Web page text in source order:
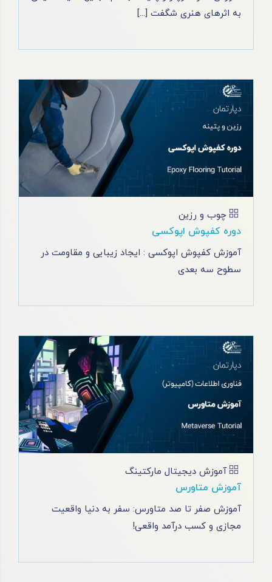
به اثرهای هنری شگفت [...]
چوب و رزین
دوره کفپوش اپوکسی
آموزش کفپوش اپوکسی : ایجاد زیبایی و مقاومت در
سطوح سه بعدی
آموزش دیجیتال مارکتینگ
آموزش متاورس
آموزش صفر تا صد متاورس: سفر به دنیا واقعیت
مجازی و کسب درآمد واقعی!